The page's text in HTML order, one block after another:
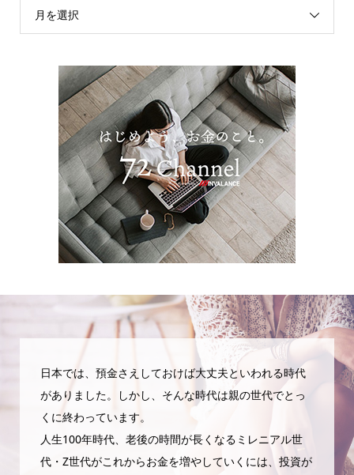
月を選択
日本では、預金さえしておけば大丈夫といわれる時代
がありました。しかし、そんな時代は親の世代でとっ
くに終わっています。
人生100年時代、老後の時間が長くなるミレニアル世
代・Z世代がこれからお金を増やしていくには、投資が